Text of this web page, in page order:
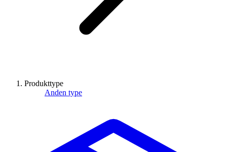
Produkttype
Anden type